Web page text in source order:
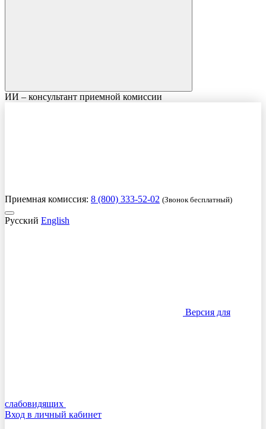
ИИ – консультант приемной комиссии
Приемная комиссия: 8 (800) 333-52-02 (Звонок бесплатный)
Русский English
Версия для
слабовидящих
Вход в личный кабинет